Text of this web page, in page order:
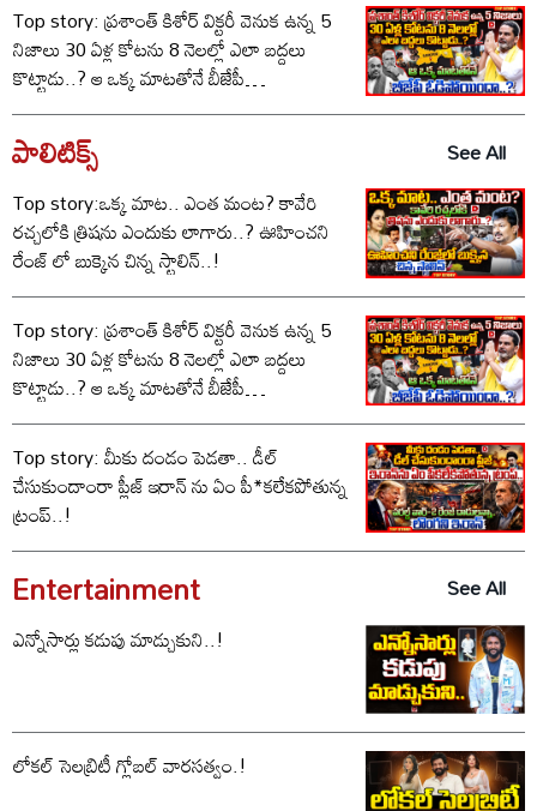
Top story: ప్రశాంత్ కిశోర్ విక్టరీ వెనుక ఉన్న 5
నిజాలు 30 ఏళ్ల కోటను 8 నెలల్లో ఎలా బద్దలు
కొట్టాడు..? ఆ ఒక్క మాటతోనే బీజేపీ
ఓడిపోయిందా..?
పాలిటిక్స్‌
See All
Top story:ఒక్క మాట.. ఎంత మంట? కావేరి
రచ్చలోకి త్రిషను ఎందుకు లాగారు..? ఊహించని
రేంజ్ లో బుక్కైన చిన్న స్టాలిన్..!
Top story: ప్రశాంత్ కిశోర్ విక్టరీ వెనుక ఉన్న 5
నిజాలు 30 ఏళ్ల కోటను 8 నెలల్లో ఎలా బద్దలు
కొట్టాడు..? ఆ ఒక్క మాటతోనే బీజేపీ
ఓడిపోయిందా..?
Top story: మీకు దండం పెడతా.. డీల్
చేసుకుందాంరా ప్లీజ్ ఇరాన్ ను ఏం పీ*కలేకపోతున్న
ట్రంప్..!
Entertainment
See All
ఎన్నోసార్లు కడుపు మాడ్చుకుని..!
లోకల్ సెలబ్రిటీ గ్లోబల్ వారసత్వం.!